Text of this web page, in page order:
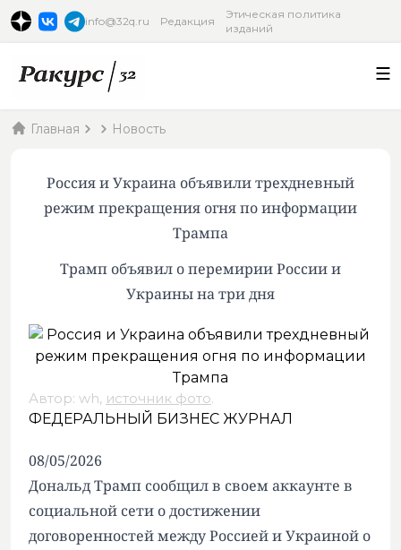
info@32q.ru Редакция
Этическая политика
изданий
Главная Новость
Россия и Украина объявили трехдневный
режим прекращения огня по информации
Трампа
Трамп объявил о перемирии России и
Украины на три дня
Автор: wh, источник фото.
ФЕДЕРАЛЬНЫЙ БИЗНЕС ЖУРНАЛ
08/05/2026
Дональд Трамп сообщил в своем аккаунте в
социальной сети о достижении
договоренностей между Россией и Украиной о